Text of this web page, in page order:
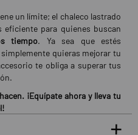
un límite; el chaleco lastrado
para quienes buscan
tiempo. Ya sea que estés
quieras mejorar tu
te obliga a superar tus
¡Equípate ahora y lleva tu